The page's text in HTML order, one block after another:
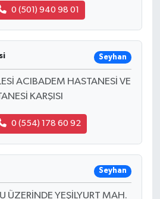
0 (501) 940 98 01
Seyhan
ACIBADEM HASTANESİ VE
KARŞISI
0 (554) 178 60 92
Seyhan
ÜZERİNDE YEŞİLYURT MAH.